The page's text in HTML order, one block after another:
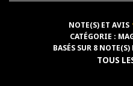
NOTE(S) ET AVIS
CATÉGORIE :
BASÉS SUR 8NOTE(S)
TOUS